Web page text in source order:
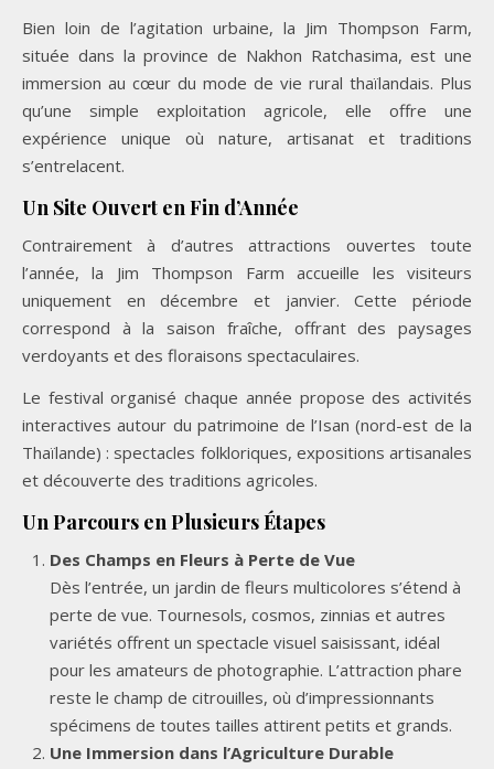
Bien loin de l’agitation urbaine, la Jim Thompson Farm,
située dans la province de Nakhon Ratchasima, est une
immersion au cœur du mode de vie rural thaïlandais. Plus
qu’une simple exploitation agricole, elle offre une
expérience unique où nature, artisanat et traditions
s’entrelacent.
Un Site Ouvert en Fin d’Année
Contrairement à d’autres attractions ouvertes toute
l’année, la Jim Thompson Farm accueille les visiteurs
uniquement en décembre et janvier. Cette période
correspond à la saison fraîche, offrant des paysages
verdoyants et des floraisons spectaculaires.
Le festival organisé chaque année propose des activités
interactives autour du patrimoine de l’Isan (nord-est de la
Thaïlande) : spectacles folkloriques, expositions artisanales
et découverte des traditions agricoles.
Un Parcours en Plusieurs Étapes
Des Champs en Fleurs à Perte de Vue
Dès l’entrée, un jardin de fleurs multicolores s’étend à
perte de vue. Tournesols, cosmos, zinnias et autres
variétés offrent un spectacle visuel saisissant, idéal
pour les amateurs de photographie. L’attraction phare
reste le champ de citrouilles, où d’impressionnants
spécimens de toutes tailles attirent petits et grands.
Une Immersion dans l’Agriculture Durable